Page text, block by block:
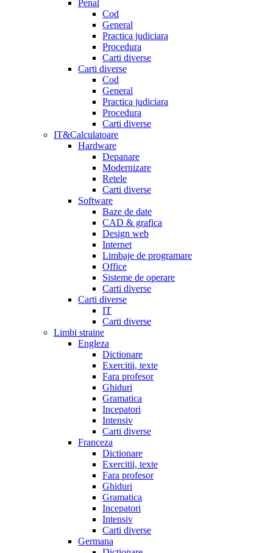
Penal
Cod
General
Practica judiciara
Procedura
Carti diverse
Carti diverse
Cod
General
Practica judiciara
Procedura
Carti diverse
IT&Calculatoare
Hardware
Depanare
Modernizare
Retele
Carti diverse
Software
Baze de date
CAD & grafica
Design web
Internet
Limbaje de programare
Office
Sisteme de operare
Carti diverse
Carti diverse
IT
Carti diverse
Limbi straine
Engleza
Dictionare
Exercitii, texte
Fara profesor
Ghiduri
Gramatica
Incepatori
Intensiv
Carti diverse
Franceza
Dictionare
Exercitii, texte
Fara profesor
Ghiduri
Gramatica
Incepatori
Intensiv
Carti diverse
Germana